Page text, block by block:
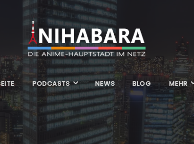
PODCASTS NEWS BLOG MEHR